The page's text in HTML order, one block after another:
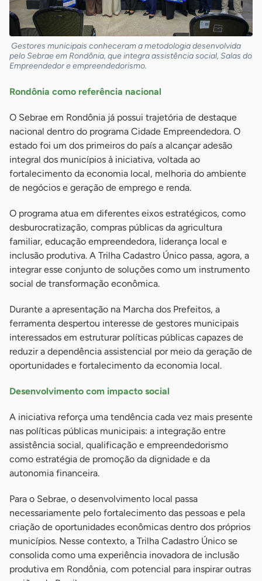
Gestores municipais conheceram a metodologia desenvolvida
pelo Sebrae em Rondônia, que integra assistência social, Salas do
Empreendedor e empreendedorismo.
Rondônia como referência nacional
O Sebrae em Rondônia já possui trajetória de destaque
nacional dentro do programa Cidade Empreendedora. O
estado foi um dos primeiros do país a alcançar adesão
integral dos municípios à iniciativa, voltada ao
fortalecimento da economia local, melhoria do ambiente
de negócios e geração de emprego e renda.
O programa atua em diferentes eixos estratégicos, como
desburocratização, compras públicas da agricultura
familiar, educação empreendedora, liderança local e
inclusão produtiva. A Trilha Cadastro Único passa, agora, a
integrar esse conjunto de soluções como um instrumento
social de transformação econômica.
Durante a apresentação na Marcha dos Prefeitos, a
ferramenta despertou interesse de gestores municipais
interessados em estruturar políticas públicas capazes de
reduzir a dependência assistencial por meio da geração de
oportunidades e fortalecimento da economia local.
Desenvolvimento com impacto social
A iniciativa reforça uma tendência cada vez mais presente
nas políticas públicas municipais: a integração entre
assistência social, qualificação e empreendedorismo
como estratégia de promoção da dignidade e da
autonomia financeira.
Para o Sebrae, o desenvolvimento local passa
necessariamente pelo fortalecimento das pessoas e pela
criação de oportunidades econômicas dentro dos próprios
municípios. Nesse contexto, a Trilha Cadastro Único se
consolida como uma experiência inovadora de inclusão
produtiva em Rondônia, com potencial para inspirar outras